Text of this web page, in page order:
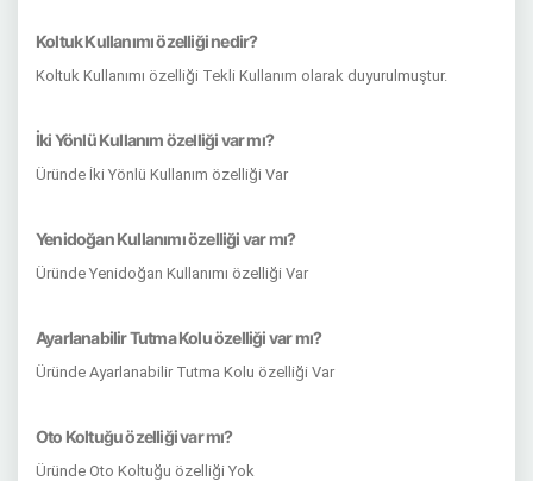
Koltuk Kullanımı özelliği nedir?
Koltuk Kullanımı özelliği Tekli Kullanım olarak duyurulmuştur.
İki Yönlü Kullanım özelliği var mı?
Üründe İki Yönlü Kullanım özelliği Var
Yenidoğan Kullanımı özelliği var mı?
Üründe Yenidoğan Kullanımı özelliği Var
Ayarlanabilir Tutma Kolu özelliği var mı?
Üründe Ayarlanabilir Tutma Kolu özelliği Var
Oto Koltuğu özelliği var mı?
Üründe Oto Koltuğu özelliği Yok